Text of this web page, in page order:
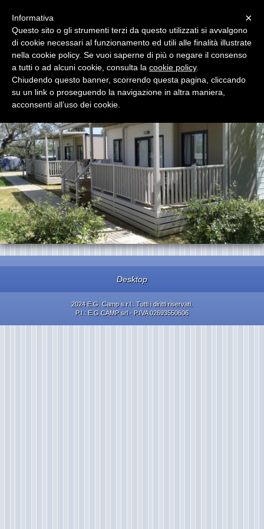
E.G. Camp s.r.l.
Terrazze per Mobile Home
Desktop
2024 E.G. Camp s.r.l.. Tutti i diritti riservati.
P.I.: E.G.CAMP srl - P.IVA 02693550606
×
Informativa
Questo sito o gli strumenti terzi da questo utilizzati si avvalgono
di cookie necessari al funzionamento ed utili alle finalità illustrate
nella cookie policy. Se vuoi saperne di più o negare il consenso
a tutti o ad alcuni cookie, consulta la cookie policy.
Chiudendo questo banner, scorrendo questa pagina, cliccando
su un link o proseguendo la navigazione in altra maniera,
acconsenti all’uso dei cookie.